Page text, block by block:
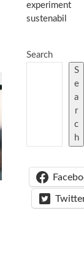
experiment
sustenabil
Search
S
e
a
r
c
h